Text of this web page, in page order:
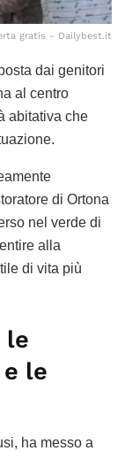
gratis - Dailybest.it
dai genitori
al centro
abitativa che
di Ortona
nel verde di
alla
di vita più
le
le
ha messo a